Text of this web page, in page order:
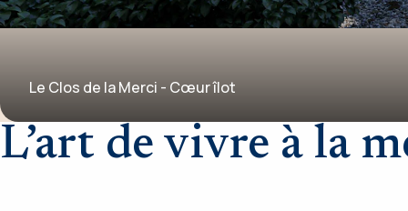
Le Clos de la Merci - Cœur îlot
L’art de vivre à la